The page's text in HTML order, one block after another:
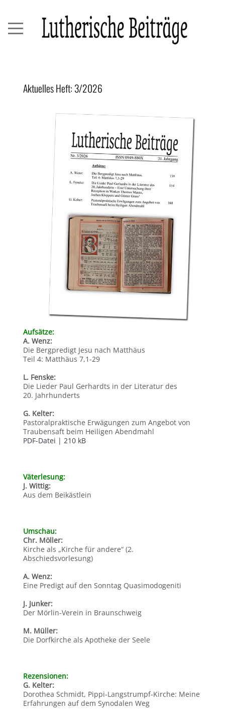
Aktuelles Heft: 3/2026
Aufsätze:
A. Wenz:
Die Bergpredigt Jesu nach Matthäus
Teil 4: Matthäus 7,1-29
L. Fenske:
Die Lieder Paul Gerhardts in der Literatur des
20. Jahrhunderts
G. Kelter:
Pastoralpraktische Erwägungen zum Angebot von
Traubensaft beim Heiligen Abendmahl
PDF-Datei | 210 kB
Väterlesung:
J. Wittig:
Aus dem Beikästlein
Umschau:
Chr. Möller:
Kirche als „Kirche für andere“ (2.
Abschiedsvorlesung)
A. Wenz:
Eine Predigt auf den Sonntag Quasimodogeniti
J. Junker:
Der Mörlin-Verein in Braunschweig
M. Müller:
Die Dorfkirche als Apotheke der Seele
Rezensionen:
G. Kelter:
Dorothea Schmidt, Pippi-Langstrumpf-Kirche: Meine
Erfahrungen auf dem Synodalen Weg